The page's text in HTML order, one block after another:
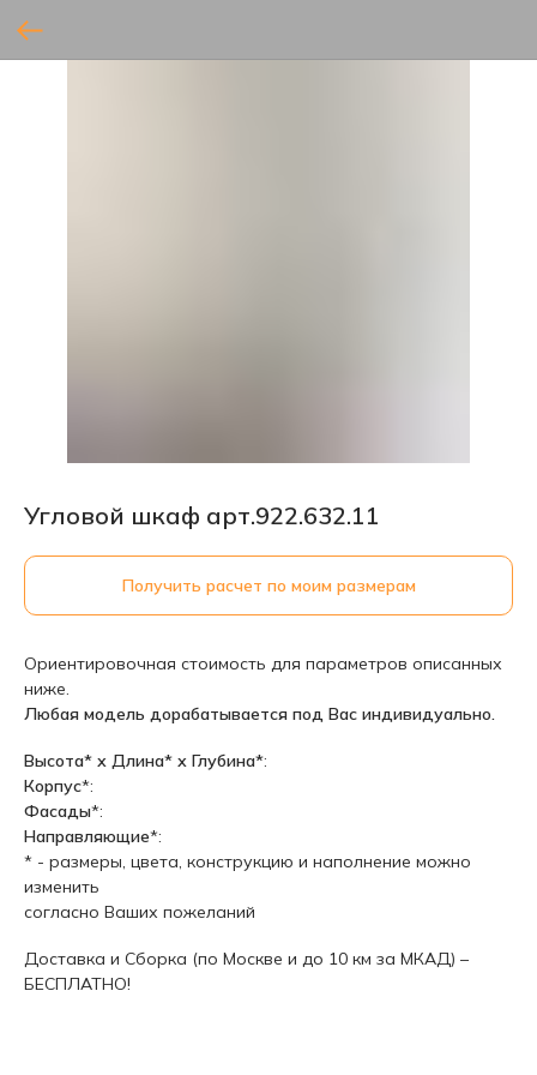
Угловой шкаф арт.922.632.11
Получить расчет по моим размерам
Ориентировочная стоимость для параметров описанных
ниже.
Любая модель дорабатывается под Вас индивидуально.
Высота* х Длина* х Глубина*:
Корпус*:
Фасады*:
Направляющие*:
* - размеры, цвета, конструкцию и наполнение можно
изменить
согласно Ваших пожеланий
Доставка и Сборка (по Москве и до 10 км за МКАД) –
БЕСПЛАТНО!